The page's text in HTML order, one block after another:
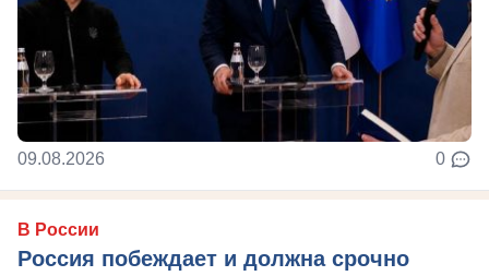
09.08.2026 0
В России
Россия побеждает и должна срочно